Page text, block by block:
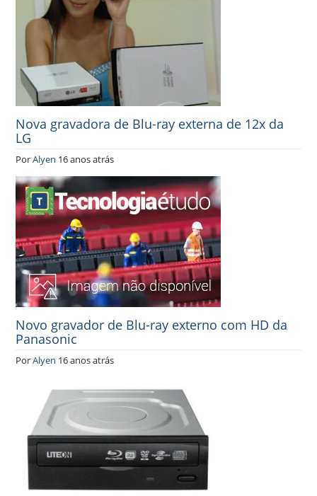
Nova gravadora de Blu-ray externa de 12x da
LG
PorAlyen 16 anos atrás
Novo gravador de Blu-ray externo com HD da
Panasonic
PorAlyen 16 anos atrás